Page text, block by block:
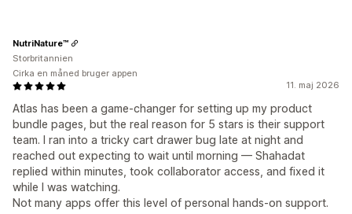
11. maj 2026
Atlas has been a game-changer for setting up my product
bundle pages, but the real reason for 5 stars is their support
team. I ran into a tricky cart drawer bug late at night and
reached out expecting to wait until morning — Shahadat
replied within minutes, took collaborator access, and fixed it
while I was watching.
Not many apps offer this level of personal hands-on support.
NutriNature™
Storbritannien
Cirka en måned bruger appen